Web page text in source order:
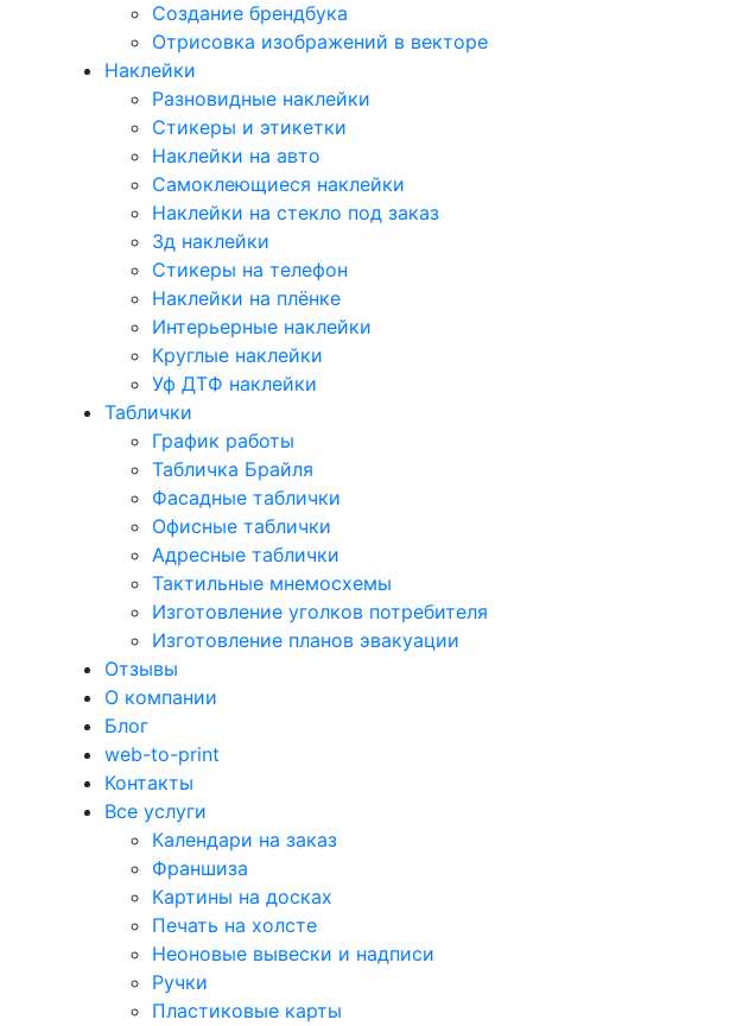
Создание брендбука
Отрисовка изображений в векторе
Наклейки
Разновидные наклейки
Стикеры и этикетки
Наклейки на авто
Самоклеющиеся наклейки
Наклейки на стекло под заказ
3д наклейки
Cтикеры на телефон
Наклейки на плёнке
Интерьерные наклейки
Круглые наклейки
Уф ДТФ наклейки
Таблички
График работы
Табличка Брайля
Фасадные таблички
Офисные таблички
Адресные таблички
Тактильные мнемосхемы
Изготовление уголков потребителя
Изготовление планов эвакуации
Отзывы
О компании
Блог
web-to-print
Контакты
Все услуги
Календари на заказ
Франшиза
Картины на досках
Печать на холсте
Неоновые вывески и надписи
Ручки
Пластиковые карты